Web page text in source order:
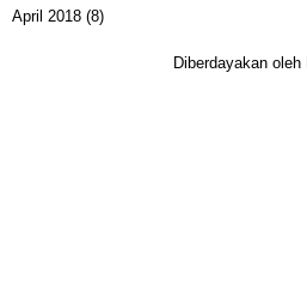
April 2018 (8)
Diberdayakan oleh